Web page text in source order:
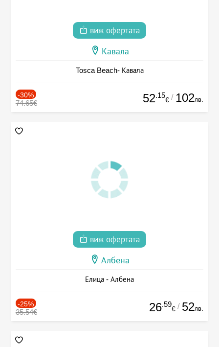
виж офертата
Кавала
Tosca Beach- Кавала
-30%
74.65€ 52.15
€ / 102лв.
виж офертата
Албена
Елица - Албена
-25%
35.54€ 26.59
€ / 52лв.